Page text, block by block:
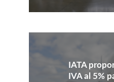
IATA
IVA al 5%